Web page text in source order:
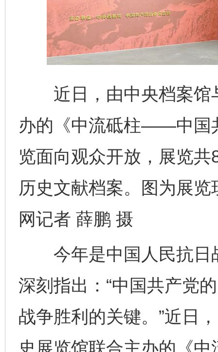
近日，由中央档案馆
办的《中流砥柱——中国
览面向观众开放，展览
历史文献档案。图为展
网记者 薛鹏 摄
今年是中国人民抗日
深刻指出：“中国共产党
战争胜利的关键。”近日
史展览馆联合主办的《